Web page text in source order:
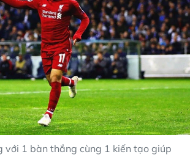
với 1 bàn thắng cùng 1 kiến tạo giúp